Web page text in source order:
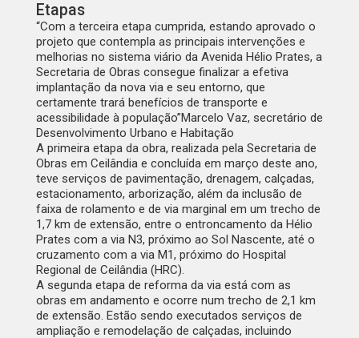
Etapas
“Com a terceira etapa cumprida, estando aprovado o
projeto que contempla as principais intervenções e
melhorias no sistema viário da Avenida Hélio Prates, a
Secretaria de Obras consegue finalizar a efetiva
implantação da nova via e seu entorno, que
certamente trará benefícios de transporte e
acessibilidade à população”Marcelo Vaz, secretário de
Desenvolvimento Urbano e Habitação
A primeira etapa da obra, realizada pela Secretaria de
Obras em Ceilândia e concluída em março deste ano,
teve serviços de pavimentação, drenagem, calçadas,
estacionamento, arborização, além da inclusão de
faixa de rolamento e de via marginal em um trecho de
1,7 km de extensão, entre o entroncamento da Hélio
Prates com a via N3, próximo ao Sol Nascente, até o
cruzamento com a via M1, próximo do Hospital
Regional de Ceilândia (HRC).
A segunda etapa de reforma da via está com as
obras em andamento e ocorre num trecho de 2,1 km
de extensão. Estão sendo executados serviços de
ampliação e remodelação de calçadas, incluindo